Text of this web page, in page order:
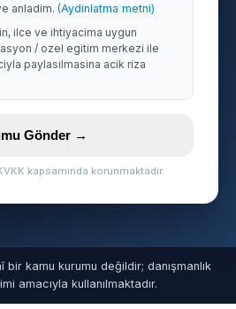
anladim. (Aydinlatma metni)
ilce ve ihtiyacima uygun
/ ozel egitim merkezi ile
paylasilmasina acik riza
Gönder →
kapsamında korunmaktadır.
bir kamu kurumu değildir; danışmanlık
amacıyla kullanılmaktadır.